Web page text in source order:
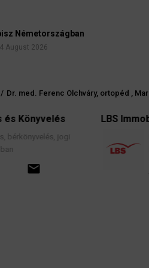
/ Dr. med. Ferenc Olchváry, ortopéd ,
GmbH NordWest
Ingatlanközvetítés, lakáscélú
hitelek, lakástakarék- és építési
szerződések, valamint kapcsolódó
tanácsadás.